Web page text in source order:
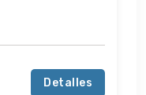
Detalles